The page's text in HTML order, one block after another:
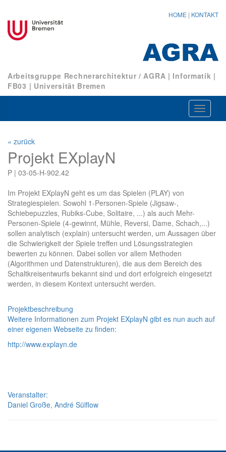
HOME | KONTAKT
Arbeitsgruppe Rechnerarchitektur / AGRA | Informatik |
FB03 | Universität Bremen
ein-/
« zurück
Projekt EXplayN
P | 03-05-H-902.42
Im Projekt EXplayN geht es um das Spielen (PLAY) von
Strategiespielen. Sowohl 1-Personen-Spiele (Jigsaw-,
Schiebepuzzles, Rubiks-Cube, Solitaire, ...) als auch Mehr-
Personen-Spiele (4-gewinnt, Mühle, Reversi, Dame, Schach,...)
sollen analytisch (explain) untersucht werden, um Aussagen über
die Schwierigkeit der Spiele treffen und Lösungsstrategien
bewerten zu können. Dabei sollen vor allem Methoden
(Algorithmen und Datenstrukturen), die aus dem Bereich des
Schaltkreisentwurfs bekannt sind und dort erfolgreich eingesetzt
werden, in diesem Kontext untersucht werden.
Projektbeschreibung
Weitere Informationen zum Projekt EXplayN gibt es nun auch auf
einer eigenen Webseite zu finden:
http://www.explayn.de
Veranstalter:
Daniel Große, André Sülflow